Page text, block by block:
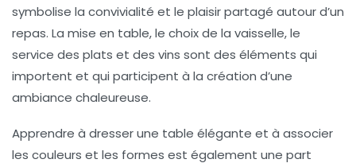
symbolise la convivialité et le plaisir partagé autour d’un
repas. La mise en table, le choix de la vaisselle, le
service des plats et des vins sont des éléments qui
importent et qui participent à la création d’une
ambiance chaleureuse.
Apprendre à dresser une table élégante et à associer
les couleurs et les formes est également une part